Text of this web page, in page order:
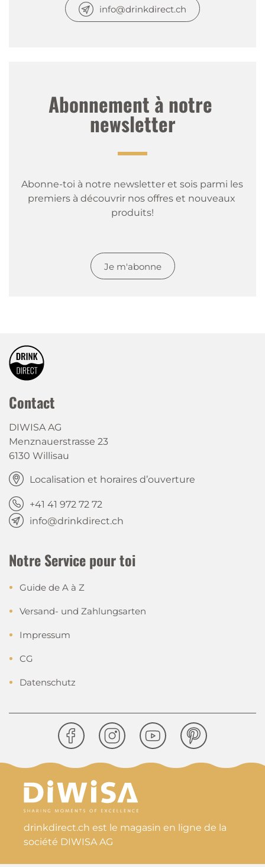
info@drinkdirect.ch
Abonnement à notre
newsletter
Abonne-toi à notre newsletter et sois parmi les
premiers à découvrir nos offres et nouveaux
produits!
Je m'abonne
Contact
DIWISA AG
Menznauerstrasse 23
6130 Willisau
Localisation et horaires d’ouverture
+41 41 972 72 72
info@drinkdirect.ch
Notre Service pour toi
Guide de A à Z
Versand- und Zahlungsarten
Impressum
CG
Datenschutz
drinkdirect.ch est le magasin en ligne de la
société DIWISA AG